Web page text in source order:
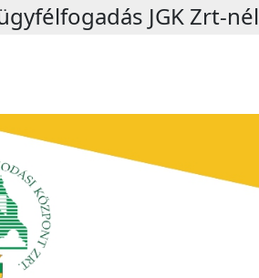
JGK Zrt-nél